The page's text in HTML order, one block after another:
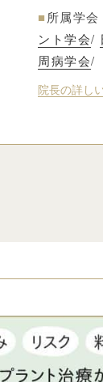
■ 所属学会
ント学会/
周病学会/
院長の詳し